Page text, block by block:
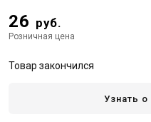
26 руб.
Розничная цена
Товар закончился
Узнать о